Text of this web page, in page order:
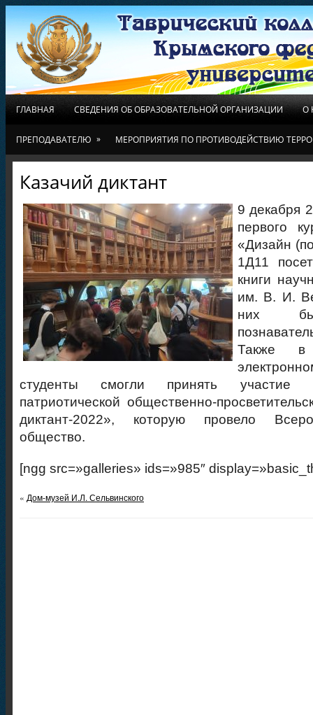
ГЛАВНАЯ СВЕДЕНИЯ ОБ ОБРАЗОВАТЕЛЬНОЙ ОРГАНИЗАЦИИ О
ПРЕПОДАВАТЕЛЮ » МЕРОПРИЯТИЯ ПО ПРОТИВОДЕЙСТВИЮ
Казачий диктант
9 декабря
первого
«Дизайн
1Д11
книги
им. В. И.
них
Также
студенты смогли принять участие
патриотической общественно-
диктант-2022», которую провело
общество.
[ngg src=»galleries» ids=»985″
« Дом-музей И.Л. Сельвинского